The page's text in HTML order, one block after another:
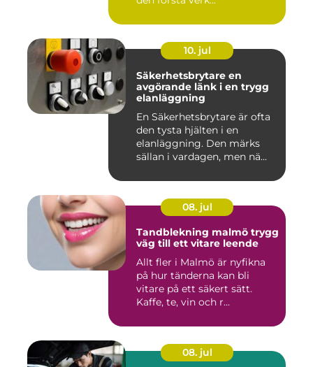
10. jul
Säkerhetsbrytare en
avgörande länk i en trygg
elanläggning
En Säkerhetsbrytare är ofta
den tysta hjälten i en
elanläggning. Den märks
sällan i vardagen, men nä...
08. jul
Tandblekning malmö trygg
väg till ett vitare leende
Allt fler i Malmö är nyfikna
på hur tänderna kan bli
vitare på ett säkert sätt.
Kaffe, te, vin och r...
08. jul